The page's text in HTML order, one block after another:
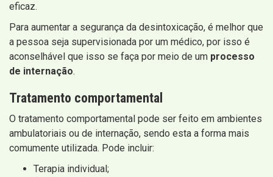
eficaz.
Para aumentar a segurança da desintoxicação, é melhor que
a pessoa seja supervisionada por um médico, por isso é
aconselhável que isso se faça por meio de um processo
de internação.
Tratamento comportamental
O tratamento comportamental pode ser feito em ambientes
ambulatoriais ou de internação, sendo esta a forma mais
comumente utilizada. Pode incluir:
Terapia individual;